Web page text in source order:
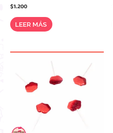
$1.200
LEER MÁS